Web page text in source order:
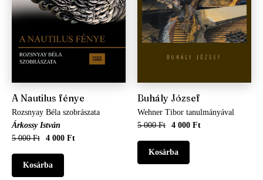
A Nautilus fénye
Rozsnyay Béla szobrászata
Árkossy István
5 000 Ft
4 000 Ft
Buhály József
Wehner Tibor tanulmányával
5 000 Ft
4 000 Ft